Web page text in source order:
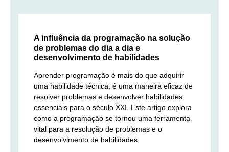
A influência da programação na solução
de problemas do dia a dia e
desenvolvimento de habilidades
Aprender programação é mais do que adquirir
uma habilidade técnica, é uma maneira eficaz de
resolver problemas e desenvolver habilidades
essenciais para o século XXI. Este artigo explora
como a programação se tornou uma ferramenta
vital para a resolução de problemas e o
desenvolvimento de habilidades.